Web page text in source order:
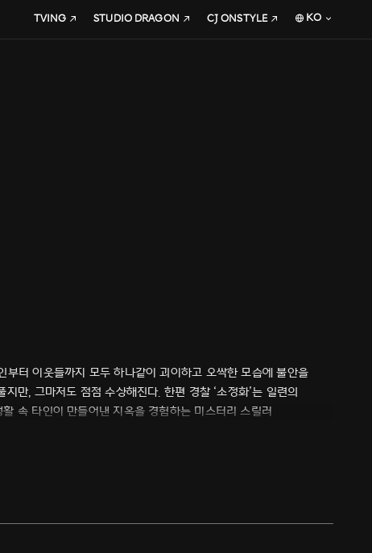
TVING STUDIO DRAGON CJ ONSTYLE KO
부터 이웃들까지 모두 하나같이 괴이하고 오싹한 모습에 불안을
만, 그마저도 점점 수상해진다. 한편 경찰 ‘소정화’는 일련의
속 타인이 만들어낸 지옥을 경험하는 미스터리 스릴러